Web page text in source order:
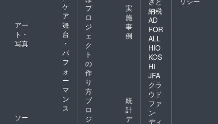
ケ
ア
アー
ト・
写真
舞
台
・
パ
フ
ォ
ー
マ
ン
ス
ソー
プ
ロ
ジ
ェ
ク
ト
の
作
り
方
実
施
事
例
プ
ロ
ジ
統
計
デ
納税
AD
FOR
ALL
HIO
KOS
HI
JFA
クラ
ウド
ファ
ン
ディ